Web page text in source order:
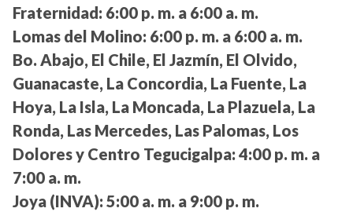
Fraternidad: 6:00 p. m. a 6:00 a. m.
Lomas del Molino: 6:00 p. m. a 6:00 a. m.
Bo. Abajo, El Chile, El Jazmín, El Olvido,
Guanacaste, La Concordia, La Fuente, La
Hoya, La Isla, La Moncada, La Plazuela, La
Ronda, Las Mercedes, Las Palomas, Los
Dolores y Centro Tegucigalpa: 4:00 p. m. a
7:00 a. m.
Joya (INVA): 5:00 a. m. a 9:00 p. m.